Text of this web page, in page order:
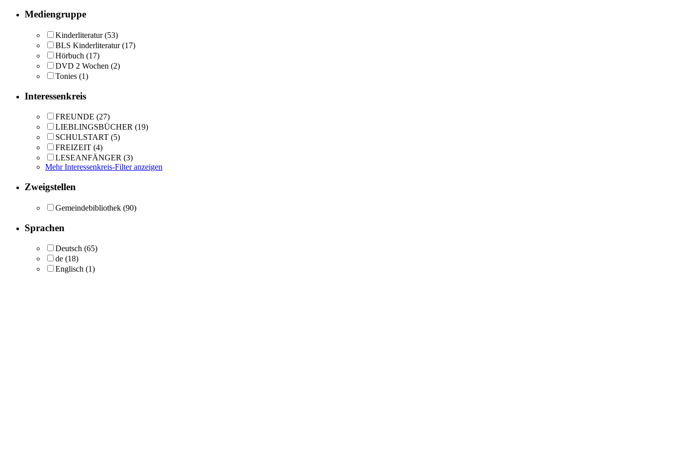
Mediengruppe
Kinderliteratur (53)
BLS Kinderliteratur (17)
Hörbuch (17)
DVD 2 Wochen (2)
Tonies (1)
Interessenkreis
FREUNDE (27)
LIEBLINGSBÜCHER (19)
SCHULSTART (5)
FREIZEIT (4)
LESEANFÄNGER (3)
Mehr Interessenkreis-Filter anzeigen
Zweigstellen
Gemeindebibliothek (90)
Sprachen
Deutsch (65)
de (18)
Englisch (1)